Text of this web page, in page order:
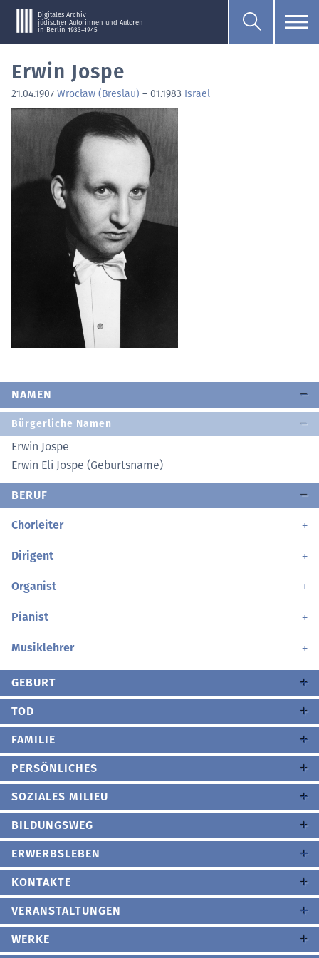
Digitales Archiv
jüdischer Autorinnen und Autoren
in Berlin 1933–1945
Erwin Jospe
21.04.1907 Wrocław (Breslau) – 01.1983 Israel
NAMEN
Bürgerliche Namen
Erwin Jospe
Erwin Eli Jospe (Geburtsname)
BERUF
Chorleiter
Dirigent
Organist
Pianist
Musiklehrer
GEBURT
TOD
FAMILIE
PERSÖNLICHES
SOZIALES MILIEU
BILDUNGSWEG
ERWERBSLEBEN
KONTAKTE
VERANSTALTUNGEN
WERKE